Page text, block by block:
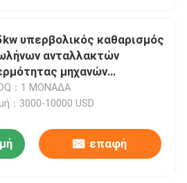
υπερβολικός καθαρισμός
ανταλλακτών
μηχανών
υψηλού UHP νερού
：1 ΜΟΝΑΔΑ
：3000-10000 USD
επαφή